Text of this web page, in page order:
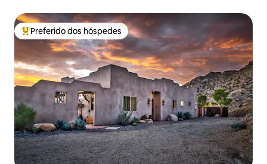
Entre os melhores preferidos dos hóspedes
Preferido dos hóspedes